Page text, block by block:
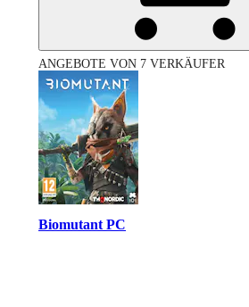
ANGEBOTE VON 7 VERKÄUFER
Biomutant PC